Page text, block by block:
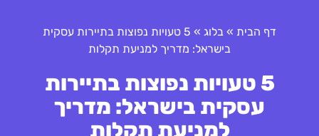
דף הבית » בלוג »
5 טעויות נפוצות בתיירות עסקית
בישראל: מדריך למניעת תקלות
5 טעויות נפוצות בתיירות
עסקית בישראל: מדריך
למניעת תקלות